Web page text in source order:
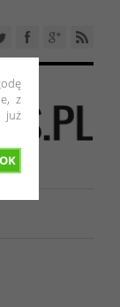
z
OK